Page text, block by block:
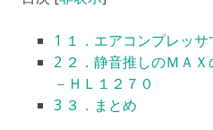
1 １．エアコンプレッ
2 ２．静音推しのＭＡ
－ＨＬ１２７０
3 ３．まとめ